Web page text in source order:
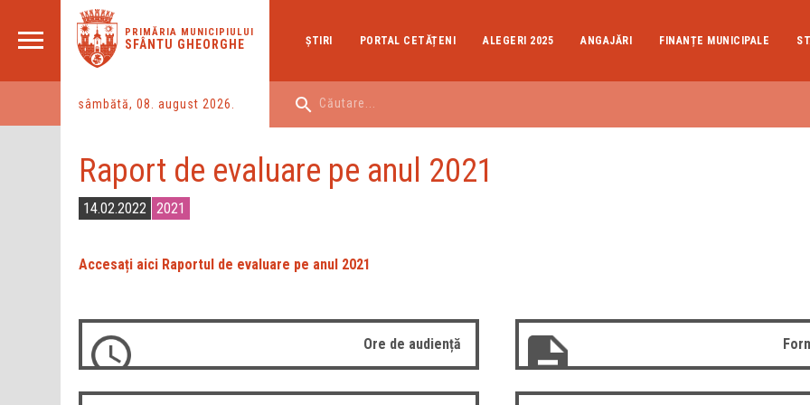
PRIMĂRIA MUNICIPIULUI
SFÂNTU GHEORGHE
sâmbătă, 08. august 2026.
ŞTIRI PORTAL CETĂȚENI ALEGERI 2025 ANGAJĂRI FINANȚE MUNICIPALE
Raport de evaluare pe anul 2021
14.02.2022 2021
Accesați aici Raportul de evaluare pe anul 2021
Ore de audiență